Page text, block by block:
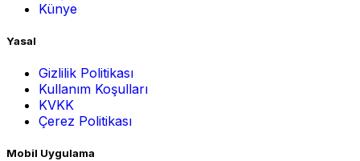
Künye
Yasal
Gizlilik Politikası
Kullanım Koşulları
KVKK
Çerez Politikası
Mobil Uygulama